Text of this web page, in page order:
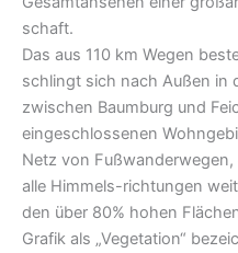
schaft.
Das aus 110 km Wegen
schlingt sich nach Außen in
zwischen Baumburg und
eingeschlossenen
Netz von
alle Himmels-richtungen
den über 80% hohen
Grafik als „Vegetation“